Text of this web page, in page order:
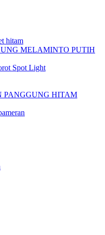
hitam
MELAMINTO PUTIH
Spot Light
PANGGUNG HITAM